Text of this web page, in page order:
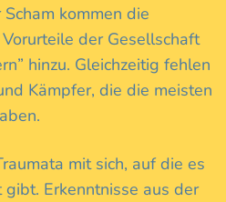
kommen die
der Gesellschaft
hinzu. Gleichzeitig fehlen
Kämpfer, die die meisten
mit sich, auf die es
Erkenntnisse aus der